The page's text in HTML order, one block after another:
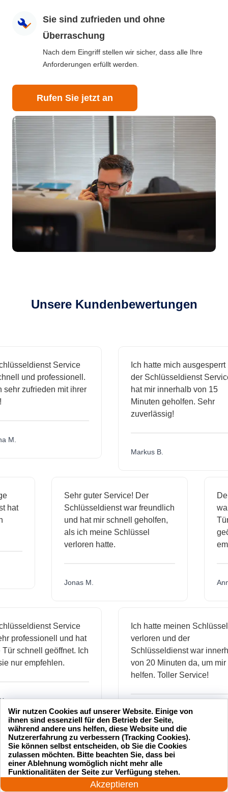
Sie sind zufrieden und ohne
Überraschung
Nach dem Eingriff stellen wir sicher, dass alle Ihre
Anforderungen erfüllt werden.
Rufen Sie jetzt an
Unsere Kundenbewertungen
Service
und professionell.
zufrieden mit ihrer
Ich hatte mich ausgesperrt und
der Schlüsseldienst Service
hat mir innerhalb von 15
Minuten geholfen. Sehr
zuverlässig!
Markus B.
hat
Sehr guter Service! Der
Schlüsseldienst war freundlich
und hat mir schnell geholfen,
als ich meine Schlüssel
verloren hatte.
Jonas M.
Service
und hat
schnell geöffnet. Ich
empfehlen.
Ich hatte meinen Schlüssel
verloren und der
Schlüsseldienst war innerhalb
von 20 Minuten da, um mir zu
helfen. Toller Service!
Maria L.
24 Stunden am Tag
Akzeptieren
Wir nutzen Cookies auf unserer Website. Einige von
ihnen sind essenziell für den Betrieb der Seite,
während andere uns helfen, diese Website und die
Nutzererfahrung zu verbessern (Tracking Cookies).
Sie können selbst entscheiden, ob Sie die Cookies
zulassen möchten. Bitte beachten Sie, dass bei
einer Ablehnung womöglich nicht mehr alle
Funktionalitäten der Seite zur Verfügung stehen.